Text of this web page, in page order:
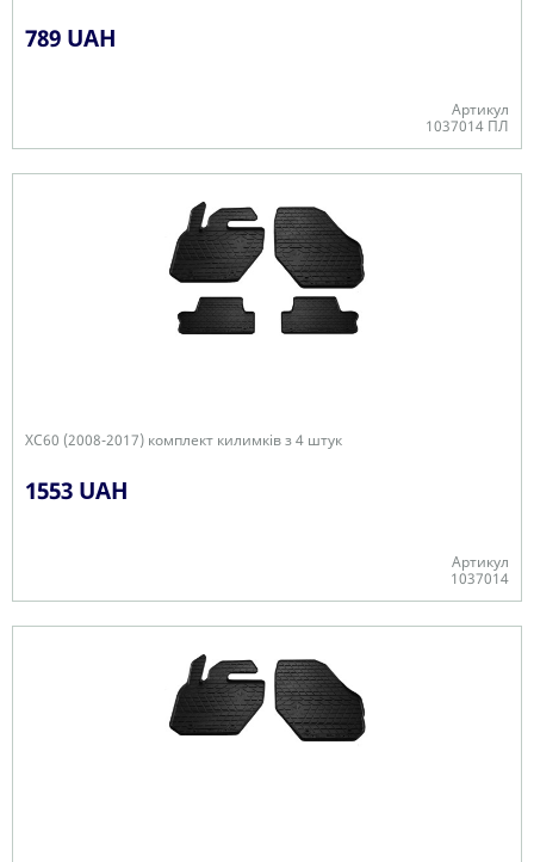
789 UAH
Артикул
1037014 ПЛ
XC60 (2008-2017) комплект килимків з 4 штук
1553 UAH
Артикул
1037014